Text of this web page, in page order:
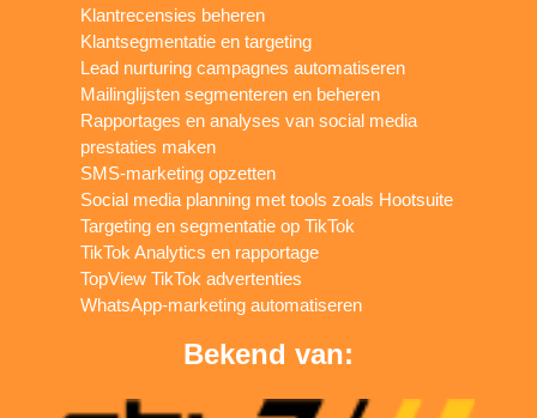
Klantrecensies beheren
Klantsegmentatie en targeting
Lead nurturing campagnes automatiseren
Mailinglijsten segmenteren en beheren
Rapportages en analyses van social media
prestaties maken
SMS-marketing opzetten
Social media planning met tools zoals Hootsuite
Targeting en segmentatie op TikTok
TikTok Analytics en rapportage
TopView TikTok advertenties
WhatsApp-marketing automatiseren
Bekend van: